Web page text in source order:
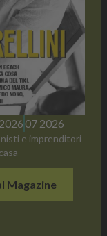
07 2026
e imprenditori
Magazine